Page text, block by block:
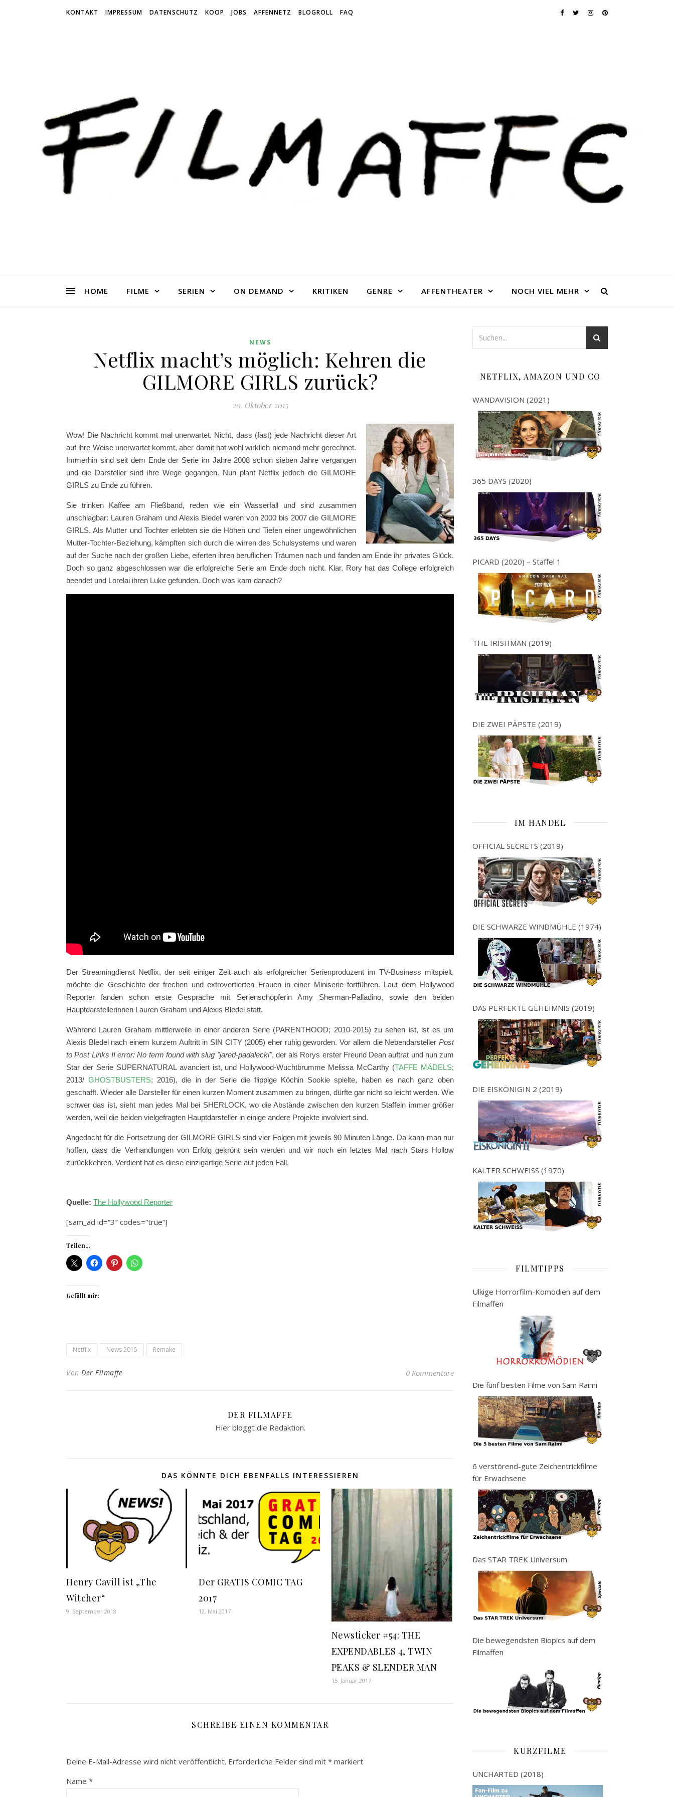
KONTAKT IMPRESSUM DATENSCHUTZ KOOP JOBS AFFENNETZ BLOGROLL FAQ
HOME FILME SERIEN ON DEMAND KRITIKEN GENRE AFFENTHEATER NOCH VIEL MEHR
NEWS
Netflix macht’s möglich: Kehren die
GILMORE GIRLS zurück?
20. Oktober 2015
Wow! Die Nachricht kommt mal unerwartet. Nicht, dass (fast) jede Nachricht dieser Art
auf ihre Weise unerwartet kommt, aber damit hat wohl wirklich niemand mehr gerechnet.
Immerhin sind seit dem Ende der Serie im Jahre 2008 schon sieben Jahre vergangen
und die Darsteller sind ihre Wege gegangen. Nun plant Netflix jedoch die GILMORE
GIRLS zu Ende zu führen.
Sie trinken Kaffee am Fließband, reden wie ein Wasserfall und sind zusammen
unschlagbar: Lauren Graham und Alexis Bledel waren von 2000 bis 2007 die GILMORE
GIRLS. Als Mutter und Tochter erlebten sie die Höhen und Tiefen einer ungewöhnlichen
Mutter-Tochter-Beziehung, kämpften sich durch die wirren des Schulsystems und waren
auf der Suche nach der großen Liebe, eiferten ihren beruflichen Träumen nach und fanden am Ende ihr privates Glück.
Doch so ganz abgeschlossen war die erfolgreiche Serie am Ende doch nicht. Klar, Rory hat das College erfolgreich
beendet und Lorelai ihren Luke gefunden. Doch was kam danach?
Der Streamingdienst Netflix, der seit einiger Zeit auch als erfolgreicher Serienproduzent im TV-Business mitspielt,
möchte die Geschichte der frechen und extrovertierten Frauen in einer Miniserie fortführen. Laut dem Hollywood
Reporter fanden schon erste Gespräche mit Serienschöpferin Amy Sherman-Palladino, sowie den beiden
Hauptdarstellerinnen Lauren Graham und Alexis Bledel statt.
Während Lauren Graham mittlerweile in einer anderen Serie (PARENTHOOD; 2010-2015) zu sehen ist, ist es um
Alexis Bledel nach einem kurzem Auftritt in SIN CITY (2005) eher ruhig geworden. Vor allem die NebendarstellerPost
to Post Links II error: No term found with slug "jared-padalecki", der als Rorys erster Freund Dean auftrat und nun zum
Star der Serie SUPERNATURAL avanciert ist, und Hollywood-Wuchtbrumme Melissa McCarthy (TAFFE MÄDELS;
2013/GHOSTBUSTERS; 2016), die in der Serie die flippige Köchin Sookie spielte, haben es nach ganz oben
geschafft. Wieder alle Darsteller für einen kurzen Moment zusammen zu bringen, dürfte gar nicht so leicht werden. Wie
schwer das ist, sieht man jedes Mal bei SHERLOCK, wo die Abstände zwischen den kurzen Staffeln immer größer
werden, weil die beiden vielgefragten Hauptdarsteller in einige andere Projekte involviert sind.
Angedacht für die Fortsetzung der GILMORE GIRLS sind vier Folgen mit jeweils 90 Minuten Länge. Da kann man nur
hoffen, dass die Verhandlungen von Erfolg gekrönt sein werden und wir noch ein letztes Mal nach Stars Hollow
zurückkehren. Verdient hat es diese einzigartige Serie auf jeden Fall.
Quelle: The Hollywood Reporter
[sam_ad id=“3″ codes=“true“]
Teilen...
Gefällt mir:
Netflix News 2015 Remake
Von Der Filmaffe 0 Kommentare
DER FILMAFFE
Hier bloggt die Redaktion.
DAS KÖNNTE DICH EBENFALLS INTERESSIEREN
Henry Cavill ist „The
Witcher“
9. September 2018
Der GRATIS COMIC TAG
2017
12. Mai 2017
Newsticker #54: THE
EXPENDABLES 4, TWIN
PEAKS & SLENDER MAN
15. Januar 2017
SCHREIBE EINEN KOMMENTAR
Deine E-Mail-Adresse wird nicht veröffentlicht. Erforderliche Felder sind mit * markiert
Name *
NETFLIX, AMAZON UND CO
WANDAVISION (2021)
365 DAYS (2020)
PICARD (2020) – Staffel 1
THE IRISHMAN (2019)
DIE ZWEI PÄPSTE (2019)
IM HANDEL
OFFICIAL SECRETS (2019)
DIE SCHWARZE WINDMÜHLE (1974)
DAS PERFEKTE GEHEIMNIS (2019)
DIE EISKÖNIGIN 2 (2019)
KALTER SCHWEISS (1970)
FILMTIPPS
Ulkige Horrorfilm-Komödien auf dem
Filmaffen
Die fünf besten Filme von Sam Raimi
6 verstörend-gute Zeichentrickfilme
für Erwachsene
Das STAR TREK Universum
Die bewegendsten Biopics auf dem
Filmaffen
KURZFILME
UNCHARTED (2018)